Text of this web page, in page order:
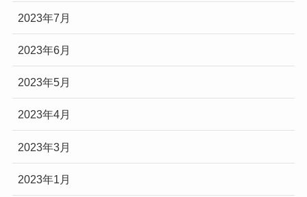
2023年7月
2023年6月
2023年5月
2023年4月
2023年3月
2023年1月